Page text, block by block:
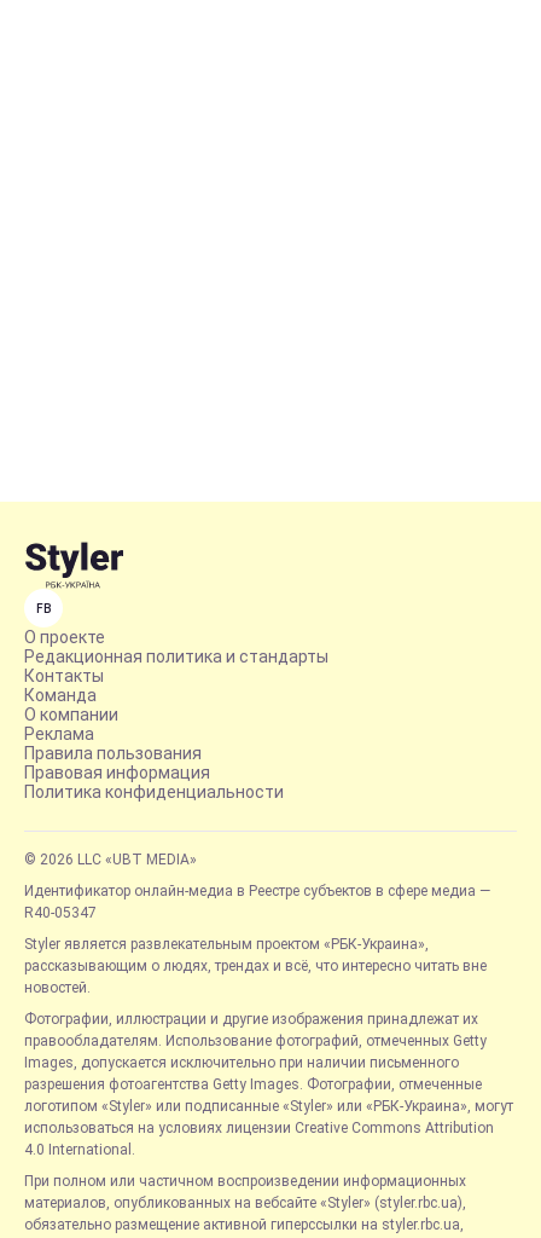
FB
О проекте
Редакционная политика и стандарты
Контакты
Команда
О компании
Реклама
Правила пользования
Правовая информация
Политика конфиденциальности
© 2026 LLC «UBT MEDIA»
Идентификатор онлайн-медиа в Реестре субъектов в сфере медиа —
R40-05347
Styler является развлекательным проектом «РБК-Украина»,
рассказывающим о людях, трендах и всё, что интересно читать вне
новостей.
Фотографии, иллюстрации и другие изображения принадлежат их
правообладателям. Использование фотографий, отмеченных Getty
Images, допускается исключительно при наличии письменного
разрешения фотоагентства Getty Images. Фотографии, отмеченные
логотипом «Styler» или подписанные «Styler» или «РБК-Украина», могут
использоваться на условиях лицензии Creative Commons Attribution
4.0 International.
При полном или частичном воспроизведении информационных
материалов, опубликованных на вебсайте «Styler» (styler.rbc.ua),
обязательно размещение активной гиперссылки на styler.rbc.ua,